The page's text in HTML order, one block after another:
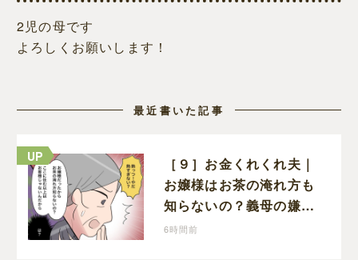
2児の母です
よろしくお願いします！
最近書いた記事
［９］お金くれくれ夫｜
お嬢様はお茶の淹れ方も
知らないの？義母の嫌味
に思わず怒りが込み上げ
6時間前